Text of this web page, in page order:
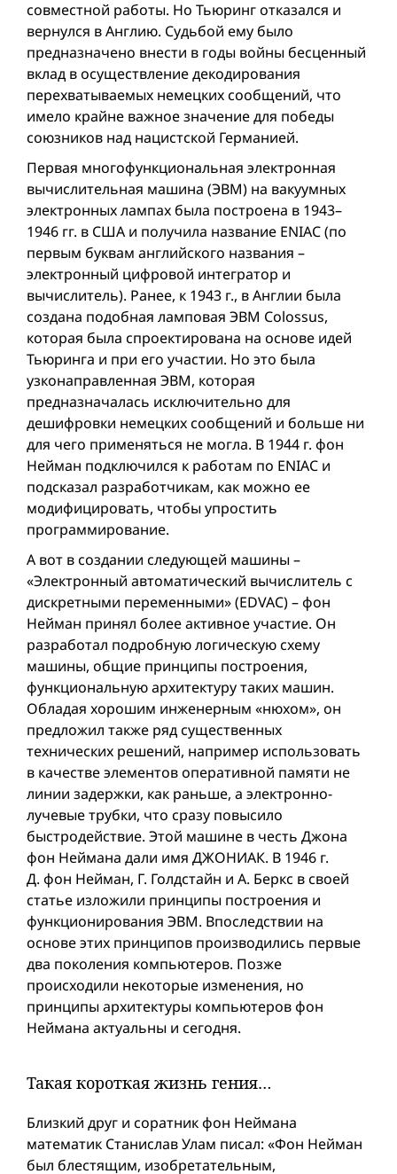
совместной работы. Но Тьюринг отказался и
вернулся в Англию. Судьбой ему было
предназначено внести в годы войны бесценный
вклад в осуществление декодирования
перехватываемых немецких сообщений, что
имело крайне важное значение для победы
союзников над нацистской Германией.
Первая многофункциональная электронная
вычислительная машина (ЭВМ) на вакуумных
электронных лампах была построена в 1943–
1946 гг. в США и получила название ENIAC (по
первым буквам английского названия –
электронный цифровой интегратор и
вычислитель). Ранее, к 1943 г., в Англии была
создана подобная ламповая ЭВМ Cоlоssus,
которая была спроектирована на основе идей
Тьюринга и при его участии. Но это была
узконаправленная ЭВМ, которая
предназначалась исключительно для
дешифровки немецких сообщений и больше ни
для чего применяться не могла. В 1944 г. фон
Нейман подключился к работам по ENIAС и
подсказал разработчикам, как можно ее
модифицировать, чтобы упростить
программирование.
А вот в создании следующей машины –
«Электронный автоматический вычислитель с
дискретными переменными» (EDVAC) – фон
Нейман принял более активное участие. Он
разработал подробную логическую схему
машины, общие принципы построения,
функциональную архитектуру таких машин.
Обладая хорошим инженерным «нюхом», он
предложил также ряд существенных
технических решений, например использовать
в качестве элементов оперативной памяти не
линии задержки, как раньше, а электронно-
лучевые трубки, что сразу повысило
быстродействие. Этой машинe в честь Джона
фон Неймана дали имя ДЖОНИАК. В 1946 г.
Д. фон Нейман, Г. Голдстайн и А. Беркс в своей
статье изложили принципы построения и
функционирования ЭВМ. Впоследствии на
основе этих принципов производились первые
два поколения компьютеров. Позже
происходили некоторые изменения, но
принципы архитектуры компьютеров фон
Неймана актуальны и сегодня.
Такая короткая жизнь гения…
Близкий друг и соратник фон Неймана
математик Станислав Улам писал: «Фон Нейман
был блестящим, изобретательным,